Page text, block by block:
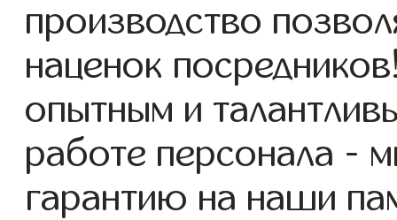
производство
наценок
опытным и
работе персонала -
гарантию на наши